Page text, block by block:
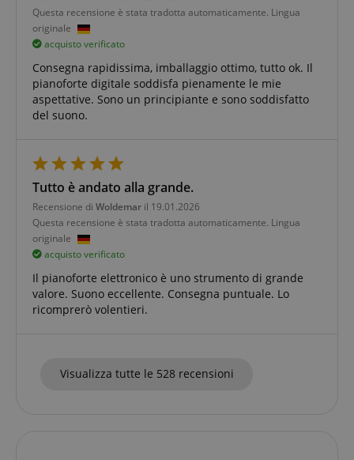
Questa recensione è stata tradotta automaticamente. Lingua
originale
acquisto verificato
Consegna rapidissima, imballaggio ottimo, tutto ok. Il
pianoforte digitale soddisfa pienamente le mie
aspettative. Sono un principiante e sono soddisfatto
del suono.
Tutto è andato alla grande.
Recensione di Woldemar il 19.01.2026
Questa recensione è stata tradotta automaticamente. Lingua
originale
acquisto verificato
Il pianoforte elettronico è uno strumento di grande
valore. Suono eccellente. Consegna puntuale. Lo
ricomprerò volentieri.
Visualizza tutte le 528 recensioni